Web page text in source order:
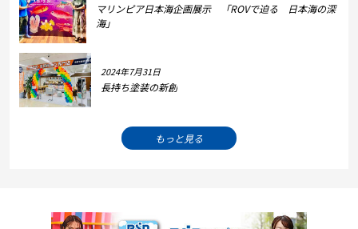
マリンピア日本海企画展示 「ROVで迫る 日本海の深
海」
2024年7月31日
長持ち塗装の新創
もっと見る